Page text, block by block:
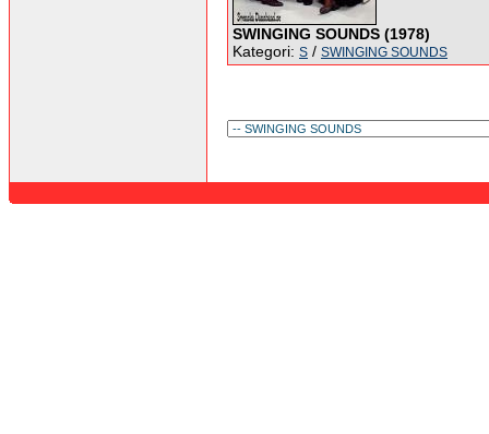
SWINGING SOUNDS (1978)
Kategori: S / SWINGING SOUNDS